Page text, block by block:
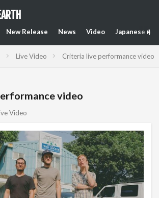
New Release News Video Japanese
Live Video Criteria live performance video
video
Video